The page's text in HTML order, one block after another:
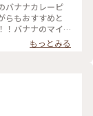
バナナカレーピ
らもおすすめと
！バナナのマイ
してたっぷりの
バナナカレーく
だったそうです
もっとみる